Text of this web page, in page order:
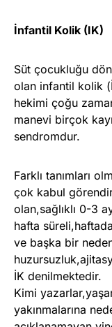
İnfantil Kolik (IK)
Süt çocukluğu
olan infantil kolik
hekimi çoğu
manevi birçok
sendromdur.
Farklı tanımları
çok kabul
olan,sağlıklı 0-3
hafta
ve başka bir
İK denilmektedir.
Kimi
yakınmalarına